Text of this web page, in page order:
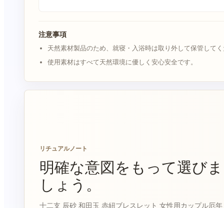
注意事項
天然素材製品のため、就寝・入浴時は取り外して保管して
使用素材はすべて天然環境に優しく安心安全です。
リチュアルノート
明確な意図をもって選びま
しょう。
十二支 辰砂 和田玉 赤紐ブレスレット 女性用カップル厄年